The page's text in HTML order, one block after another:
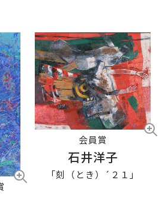
会員賞
石井洋子
「刻（とき）´２１」